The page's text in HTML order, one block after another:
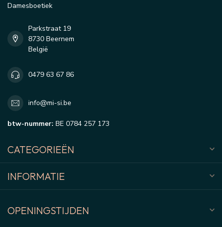
Damesboetiek
Parkstraat 19
8730 Beernem
België
0479 63 67 86
info@mi-si.be
btw-nummer: BE 0784 257 173
CATEGORIEËN
INFORMATIE
OPENINGSTIJDEN